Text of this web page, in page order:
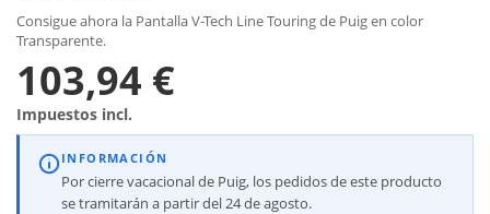
Consigue ahora la Pantalla V-Tech Line Touring de Puig en color
Transparente.
103,94 €
Impuestos incl.
INFORMACIÓN
Por cierre vacacional de Puig, los pedidos de este producto
se tramitarán a partir del 24 de agosto.